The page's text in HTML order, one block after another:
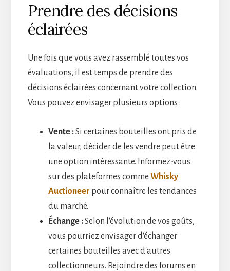
Prendre des décisions
éclairées
Une fois que vous avez rassemblé toutes vos
évaluations, il est temps de prendre des
décisions éclairées concernant votre collection.
Vous pouvez envisager plusieurs options :
Vente :Si certaines bouteilles ont pris de
la valeur, décider de les vendre peut être
une option intéressante. Informez-vous
sur des plateformes comme Whisky
Auctioneer pour connaître les tendances
du marché.
Échange :Selon l'évolution de vos goûts,
vous pourriez envisager d'échanger
certaines bouteilles avec d'autres
collectionneurs. Rejoindre des forums en